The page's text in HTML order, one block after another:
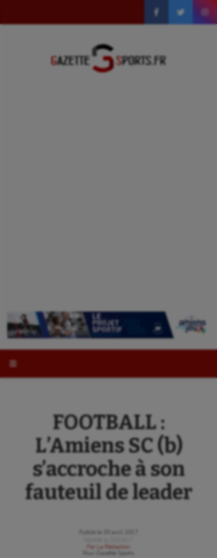
FOOTBALL :
L’Amiens SC (b)
s’accroche à son
fauteuil de leader
Publié le
30 avril 2017
Par
La Rédaction
Gazette Sports